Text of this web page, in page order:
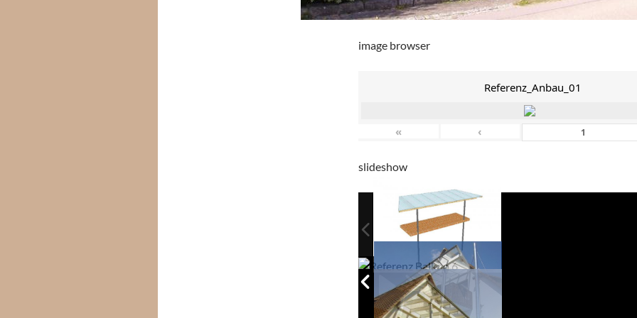
image browser
Referenz_Anbau_01
« ‹
slideshow